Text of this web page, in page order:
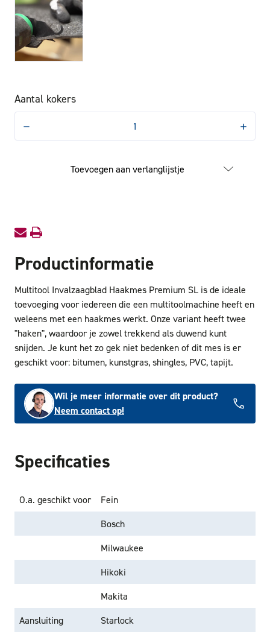
Aantal kokers
Hoeveelheid
van
Invalzaagblad
van
Toevoegen aan verlanglijstje
Productinformatie
Multitool Invalzaagblad Haakmes Premium SL is de ideale
toevoeging voor iedereen die een multitoolmachine heeft en
weleens met een haakmes werkt. Onze variant heeft twee
"haken", waardoor je zowel trekkend als duwend kunt
snijden. Je kunt het zo gek niet bedenken of dit mes is er
geschikt voor: bitumen, kunstgras, shingles, PVC, tapijt.
Wil je meer informatie over dit product?
Neem contact op!
Specificaties
O.a. geschikt voor
Fein
Bosch
Milwaukee
Hikoki
Makita
Aansluiting
Starlock